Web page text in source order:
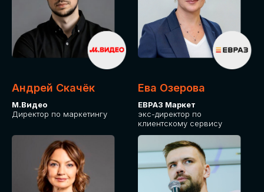
Андрей Скачёк
М.Видео
Директор по маркетингу
Ева Озерова
ЕВРАЗ Маркет
экс-директор по
клиентскому сервису